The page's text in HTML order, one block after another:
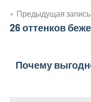
Навигация
записям
Предыдущая запись
26 оттенков
Почему